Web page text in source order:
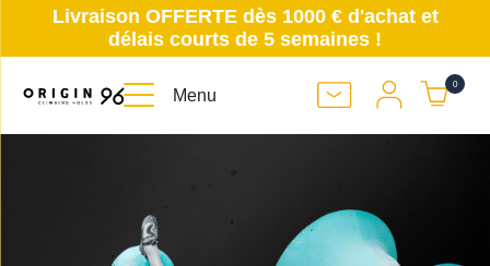
Livraison OFFERTE dès 1000 € d'achat et
délais courts de 5 semaines !
Menu
0